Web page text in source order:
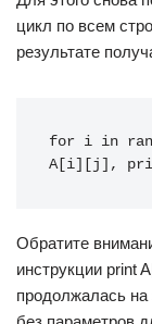
цикл по всем
результате
for i in
A[i][j],
Обратите
инструкции print
продолжалась на